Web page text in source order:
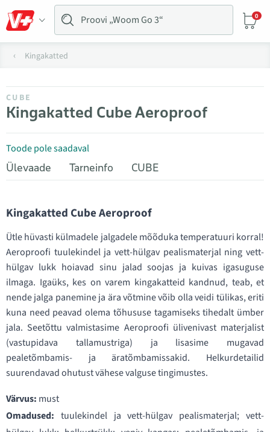
0
Kingakatted
CUBE
Kingakatted Cube Aeroproof
Toode pole saadaval
Ülevaade
Tarneinfo CUBE
Kingakatted Cube Aeroproof
Ütle hüvasti külmadele jalgadele mõõduka temperatuuri korral!
Aeroproofi tuulekindel ja vett-hülgav pealismaterjal ning vett-
hülgav lukk hoiavad sinu jalad soojas ja kuivas igasuguse
ilmaga. Igaüks, kes on varem kingakatteid kandnud, teab, et
nende jalga panemine ja ära võtmine võib olla veidi tülikas, eriti
kuna need peavad olema tõhususe tagamiseks tihedalt ümber
jala. Seetõttu valmistasime Aeroproofi ülivenivast materjalist
(vastupidava tallamustriga) ja lisasime mugavad
pealetõmbamis- ja äratõmbamissakid. Helkurdetailid
suurendavad ohutust vähese valguse tingimustes.
Värvus: must
Omadused: tuulekindel ja vett-hülgav pealismaterjal; vett-